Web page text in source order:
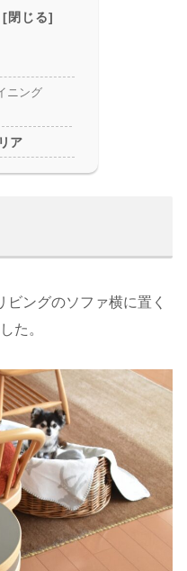
ニング
ア
ングのソファ横に置く
た。